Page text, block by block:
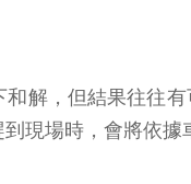
解，但結果往往
現場時，會將依